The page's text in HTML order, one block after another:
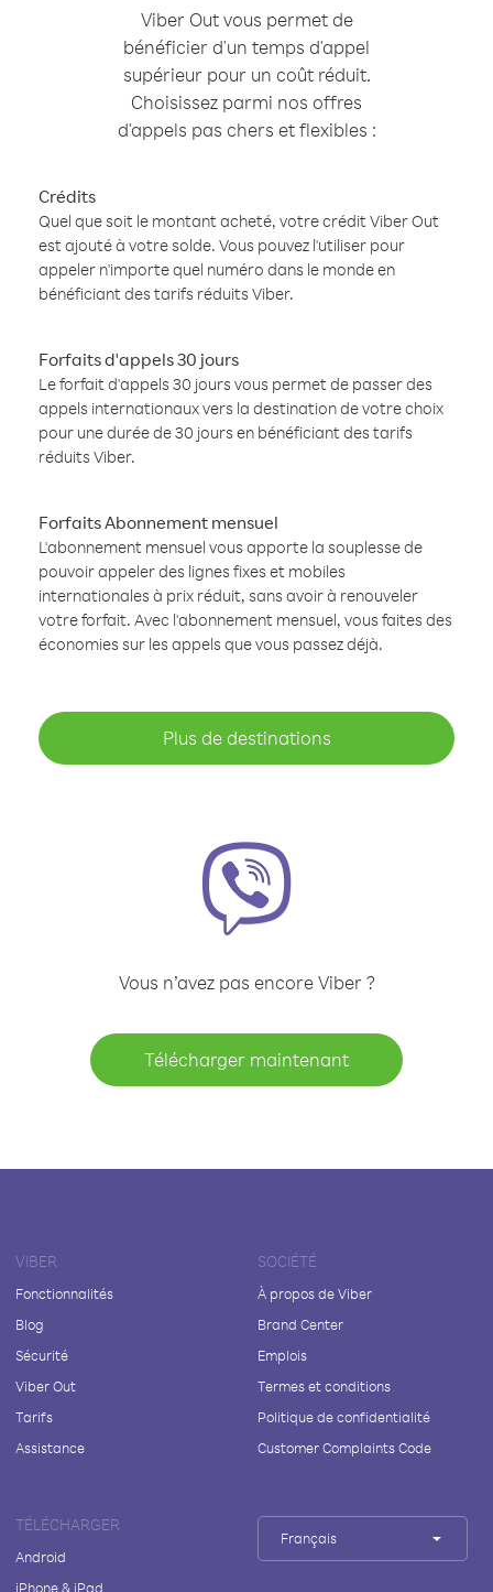
Viber Out vous permet de
bénéficier d'un temps d'appel
supérieur pour un coût réduit.
Choisissez parmi nos offres
d'appels pas chers et flexibles :
Crédits
Quel que soit le montant acheté, votre crédit Viber Out
est ajouté à votre solde. Vous pouvez l'utiliser pour
appeler n'importe quel numéro dans le monde en
bénéficiant des tarifs réduits Viber.
Forfaits d'appels 30 jours
Le forfait d'appels 30 jours vous permet de passer des
appels internationaux vers la destination de votre choix
pour une durée de 30 jours en bénéficiant des tarifs
réduits Viber.
Forfaits Abonnement mensuel
L'abonnement mensuel vous apporte la souplesse de
pouvoir appeler des lignes fixes et mobiles
internationales à prix réduit, sans avoir à renouveler
votre forfait. Avec l'abonnement mensuel, vous faites des
économies sur les appels que vous passez déjà.
Plus de destinations
Vous n’avez pas encore Viber ?
Télécharger maintenant
VIBER
Fonctionnalités
Blog
Sécurité
Viber Out
Tarifs
Assistance
SOCIÉTÉ
À propos de Viber
Brand Center
Emplois
Termes et conditions
Politique de confidentialité
Customer Complaints Code
TÉLÉCHARGER
Android
iPhone & iPad
Français